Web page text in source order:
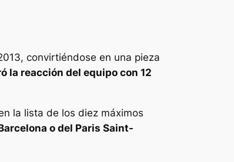
convirtiéndose en una pieza
la reacción del equipo con 12
la lista de los diez máximos
o del Paris Saint-